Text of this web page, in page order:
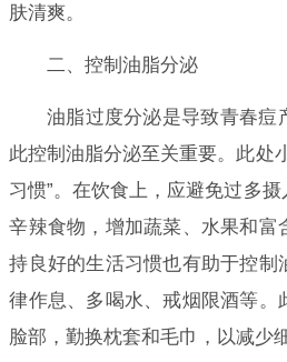
肤清爽。
二、控制油脂分泌
油脂过度分泌是导致青春痘
此控制油脂分泌至关重要。此处
习惯”。在饮食上，应避免过多
辛辣食物，增加蔬菜、水果和富
持良好的生活习惯也有助于控制
律作息、多喝水、戒烟限酒等。
脸部，勤换枕套和毛巾，以减少